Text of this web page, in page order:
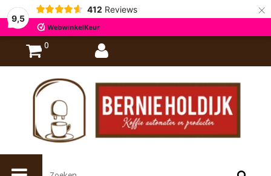
9,5
412 Reviews ×
0